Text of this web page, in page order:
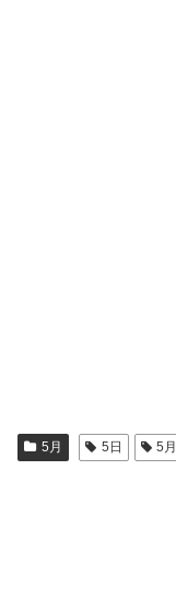
5月 5日 5月